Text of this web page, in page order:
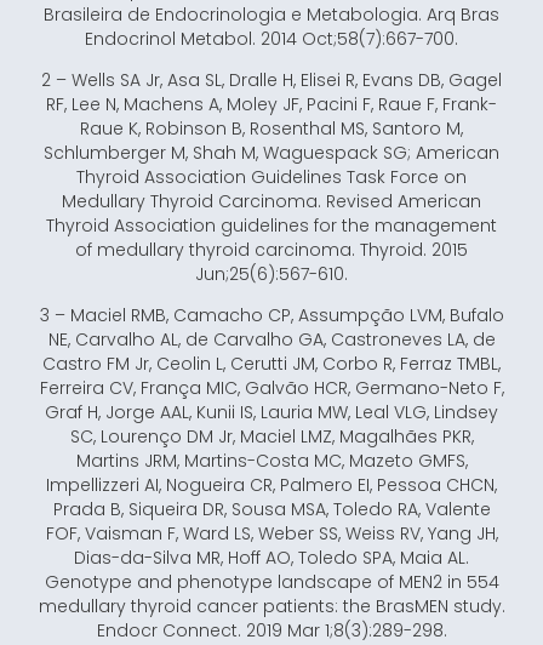
Brasileira de Endocrinologia e Metabologia. Arq Bras
Endocrinol Metabol. 2014 Oct;58(7):667-700.
2 – Wells SA Jr, Asa SL, Dralle H, Elisei R, Evans DB, Gagel
RF, Lee N, Machens A, Moley JF, Pacini F, Raue F, Frank-
Raue K, Robinson B, Rosenthal MS, Santoro M,
Schlumberger M, Shah M, Waguespack SG; American
Thyroid Association Guidelines Task Force on
Medullary Thyroid Carcinoma. Revised American
Thyroid Association guidelines for the management
of medullary thyroid carcinoma. Thyroid. 2015
Jun;25(6):567-610.
3 – Maciel RMB, Camacho CP, Assumpção LVM, Bufalo
NE, Carvalho AL, de Carvalho GA, Castroneves LA, de
Castro FM Jr, Ceolin L, Cerutti JM, Corbo R, Ferraz TMBL,
Ferreira CV, França MIC, Galvão HCR, Germano-Neto F,
Graf H, Jorge AAL, Kunii IS, Lauria MW, Leal VLG, Lindsey
SC, Lourenço DM Jr, Maciel LMZ, Magalhães PKR,
Martins JRM, Martins-Costa MC, Mazeto GMFS,
Impellizzeri AI, Nogueira CR, Palmero EI, Pessoa CHCN,
Prada B, Siqueira DR, Sousa MSA, Toledo RA, Valente
FOF, Vaisman F, Ward LS, Weber SS, Weiss RV, Yang JH,
Dias-da-Silva MR, Hoff AO, Toledo SPA, Maia AL.
Genotype and phenotype landscape of MEN2 in 554
medullary thyroid cancer patients: the BrasMEN study.
Endocr Connect. 2019 Mar 1;8(3):289-298.